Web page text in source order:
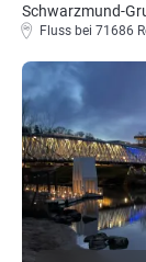
Schwarzmund-
Fluss bei 71686